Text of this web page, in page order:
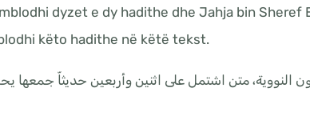
dyzet e dy hadithe dhe Jahja bin Sheref
këto hadithe në këtë tekst.
النووية، متن اشتمل على اثنين وأربعين حديثاّ جمعها